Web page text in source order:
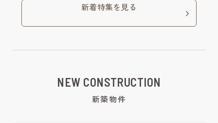
新着特集を見る
NEW CONSTRUCTION
新築物件